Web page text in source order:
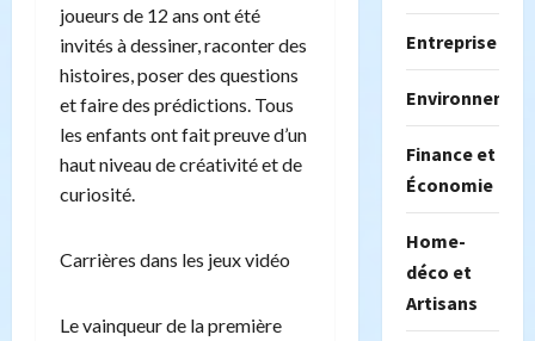
joueurs de 12 ans ont été
invités à dessiner, raconter des
histoires, poser des questions
et faire des prédictions. Tous
les enfants ont fait preuve d’un
haut niveau de créativité et de
curiosité.
Carrières dans les jeux vidéo
Le vainqueur de la première
Entreprise
Finance et
Économie
Home-
déco et
Artisans